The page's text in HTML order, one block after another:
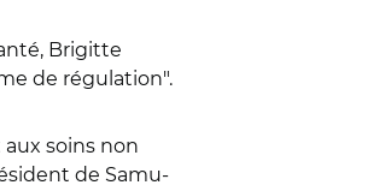
Brigitte
de régulation".
soins non
de Samu-